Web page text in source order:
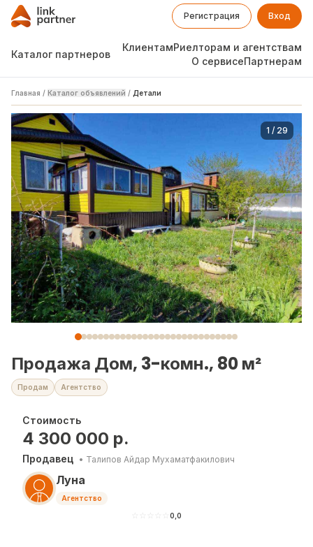
Регистрация Вход
Каталог партнеров
КлиентамРиелторам и агентствам
О сервисеПартнерам
Главная / Каталог объявлений / Детали
1 / 29
Продажа Дом, 3-комн., 80 м²
Продам Агентство
Стоимость
4 300 000 р.
Продавец • Талипов Айдар Мухаматфакилович
Луна
Агентство
0,0